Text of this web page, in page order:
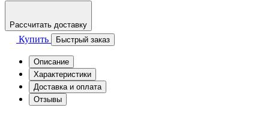
Рассчитать доставку
Купить Быстрый заказ
Описание
Характеристики
Доставка и оплата
Отзывы